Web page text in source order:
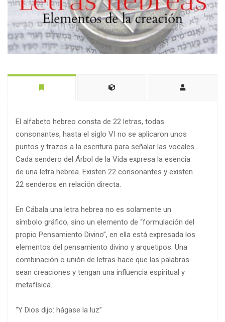
El alfabeto hebreo consta de 22 letras, todas
consonantes, hasta el siglo VI no se aplicaron unos
puntos y trazos a la escritura para señalar las vocales.
Cada sendero del Árbol de la Vida expresa la esencia
de una letra hebrea. Existen 22 consonantes y existen
22 senderos en relación directa.
En Cábala una letra hebrea no es solamente un
símbolo gráfico, sino un elemento de “formulación del
propio Pensamiento Divino”, en ella está expresada los
elementos del pensamiento divino y arquetipos. Una
combinación o unión de letras hace que las palabras
sean creaciones y tengan una influencia espiritual y
metafísica.
“Y Dios dijo: hágase la luz”